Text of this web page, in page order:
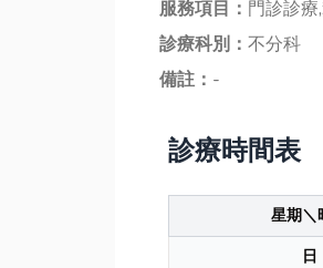
服務項目： 門診診
診療科別： 不分科
備註： -
診療時間表
星期＼
日